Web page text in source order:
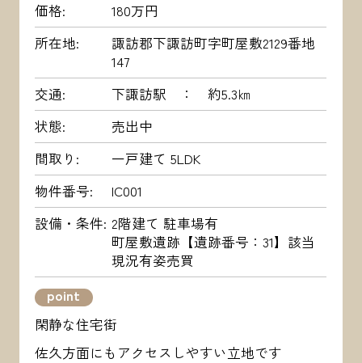
価格
180万円
所在地
諏訪郡下諏訪町字町屋敷2129番地
147
交通
下諏訪駅 ： 約5.3㎞
状態
売出中
間取り
一戸建て 5LDK
物件番号
IC001
設備・条件 2階建て 駐車場有
町屋敷遺跡【遺跡番号：31】該当
現況有姿売買
point
閑静な住宅街
佐久方面にもアクセスしやすい立地です